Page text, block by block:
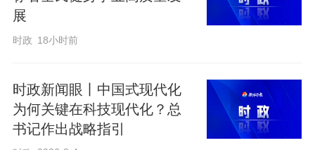
2025年全国两会，习近平总书记强调：“对
商从业人员等，在管理服务上要跟上，填
补好这个空白。”
展
时政 18小时前
时政新闻眼丨中国式现代化
为何关键在科技现代化？总
书记作出战略指引